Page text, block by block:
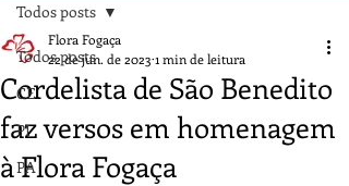
Todos posts
CE
PI
PA
Todos posts
Cordelista de São Benedito
faz versos em homenagem
à Flora Fogaça
Flora Fogaça
22 de jun. de 2023 1 min de leitura